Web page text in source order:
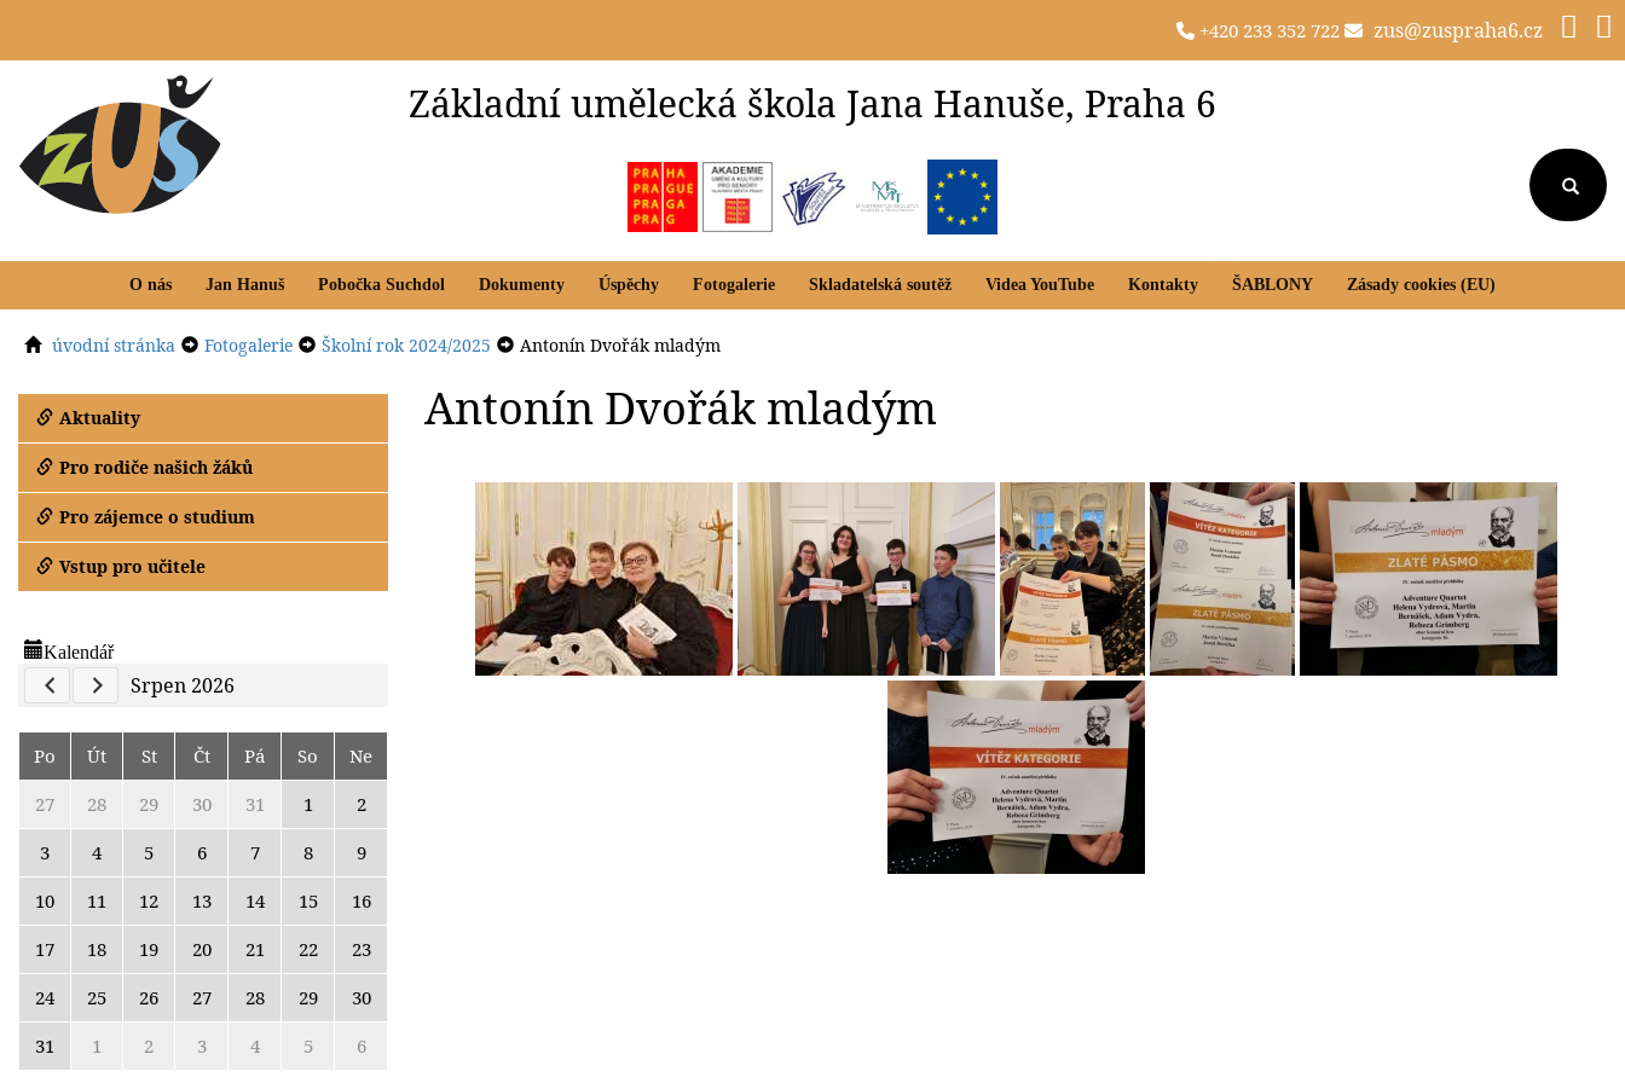
+420 233 352 722 zus@zuspraha6.cz
Základní umělecká škola Jana Hanuše, Praha 6
O nás Jan Hanuš Pobočka Suchdol Dokumenty Úspěchy Fotogalerie Skladatelská soutěž Videa YouTube Kontakty ŠABLONY Zásady cookies (EU)
úvodní stránka Fotogalerie Školní rok 2024/2025 Antonín Dvořák mladým
Aktuality
Pro rodiče našich žáků
Pro zájemce o studium
Vstup pro učitele
Kalendář
Previous Calendar
Next Calendar
Srpen 2026
Po Út St Čt Pá So
Ne
27
28 29 30 31 1
2
3
4 5 6 7 8
9
10
11 12 13 14 15
16
17
18 19 20 21 22
23
24
25 26 27 28 29
30
31
1 2 3 4 5 6
Antonín Dvořák mladým